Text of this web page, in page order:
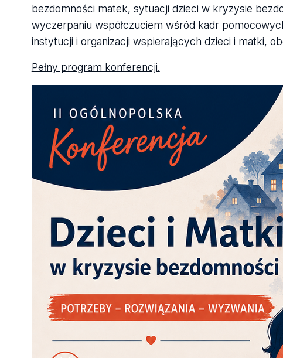
bezdomności matek, sytuacji dzieci w kryzysie
wyczerpaniu współczuciem wśród kadr
instytucji i organizacji wspierających dzieci i matki,
Pełny program konferencji.